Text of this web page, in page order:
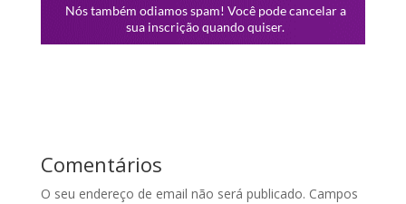
Comentários
O seu endereço de email não será publicado. Campos